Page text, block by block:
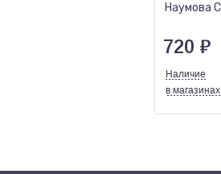
Наумова
720 ₽
Наличие
в магазинах